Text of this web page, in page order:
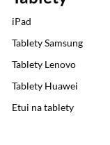
iPad
Tablety Samsung
Tablety Lenovo
Tablety Huawei
Etui na tablety